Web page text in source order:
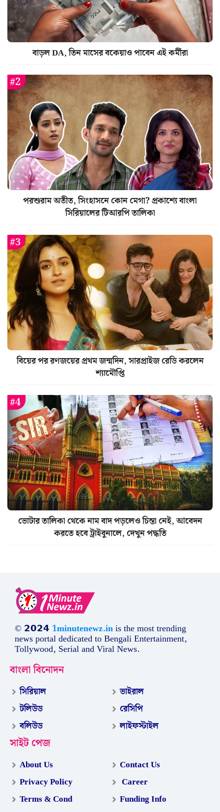
বাড়ল DA, তিন মাসের বকেয়াও পাবেন এই কর্মীরা
পরশুরাম অতীত, সিংহাসনে কোন মেগা? প্রকাশ্যে বাংলা
সিরিয়ালের টিআরপি তালিকা
বিয়ের পর রণজয়ের প্রথম জন্মদিন, সারপ্রাইজ রেডি করলেন
শ্যামৌপ্তি
ভোটার তালিকা থেকে নাম বাদ পড়লেও চিন্তা নেই, আবেদন
করতে হবে ট্রাইবুনালে, দেখুন পদ্ধতি
© 𝟮𝟬𝟮𝟰 1minutenewz.inis the most trending
news portal dedicated to Bengali Entertainment,
Tollywood, Serial and Viral News.
বাংলা বিনোদন
সিরিয়াল
টলিউড
বলিউড
ভাইরাল
রেসিপি
লাইফস্টাইল
সাইট পেজ
About Us
Privacy Policy
Terms & Cond
Contact Us
Career
Funding Info